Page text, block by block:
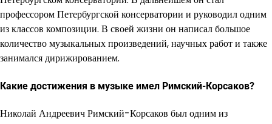
профессором Петербургской консерватории и руководил одним
из классов композиции. В своей жизни он написал большое
количество музыкальных произведений, научных работ и также
занимался дирижированием.
Какие достижения в музыке имел Римский-Корсаков?
Николай Андреевич Римский-Корсаков был одним из